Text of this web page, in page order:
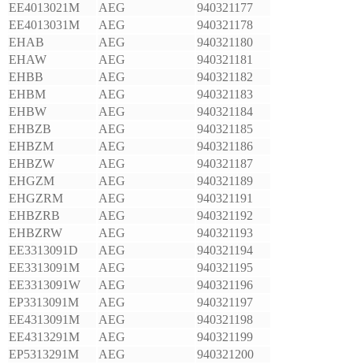
EE4013021M
AEG
940321177
EE4013031M
AEG
940321178
EHAB
AEG
940321180
EHAW
AEG
940321181
EHBB
AEG
940321182
EHBM
AEG
940321183
EHBW
AEG
940321184
EHBZB
AEG
940321185
EHBZM
AEG
940321186
EHBZW
AEG
940321187
EHGZM
AEG
940321189
EHGZRM
AEG
940321191
EHBZRB
AEG
940321192
EHBZRW
AEG
940321193
EE3313091D
AEG
940321194
EE3313091M
AEG
940321195
EE3313091W
AEG
940321196
EP3313091M
AEG
940321197
EE4313091M
AEG
940321198
EE4313291M
AEG
940321199
EP5313291M
AEG
940321200